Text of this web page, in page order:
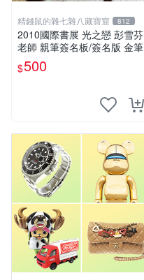
精錢鼠的雜七雜八藏寶窟 812
2010國際書展 光之戀 彭雪芬
老師 親筆簽名板/簽名版 金筆
$500